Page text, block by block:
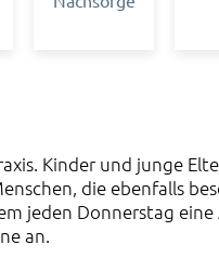
Kinder und junge
die ebenfalls
jeden Donnerstag
an.